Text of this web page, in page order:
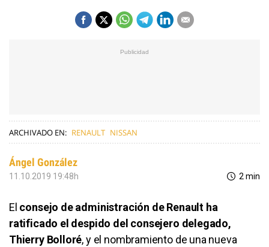
ARCHIVADO EN: RENAULT NISSAN
Ángel González
11.10.2019 19:48h 2 min
El consejo de administración de Renault ha
ratificado el despido del consejero delegado,
Thierry Bolloré, y el nombramiento de una nueva